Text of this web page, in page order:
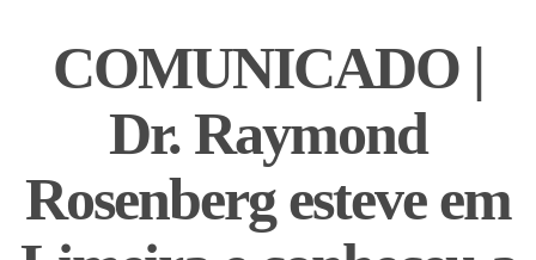
COMUNICADO |
Dr. Raymond
Rosenberg esteve em